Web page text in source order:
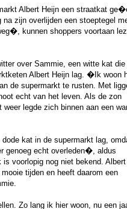
Albert Heijn een straatkat
zijn overlijden een stoeptegel
kunnen shoppers voortaan
over Sammie, een witte kat die
Albert Heijn lag. �Ik woon
de supermarkt te rusten. Met
echt van het leven. Als de zon
legde zich binnen aan een
kat in de supermarkt lag,
genoeg echt overleden�, aldus
voorlopig nog niet bekend. Albert
tijden en heeft daarom een
Zo lang ik hier woon, nu een